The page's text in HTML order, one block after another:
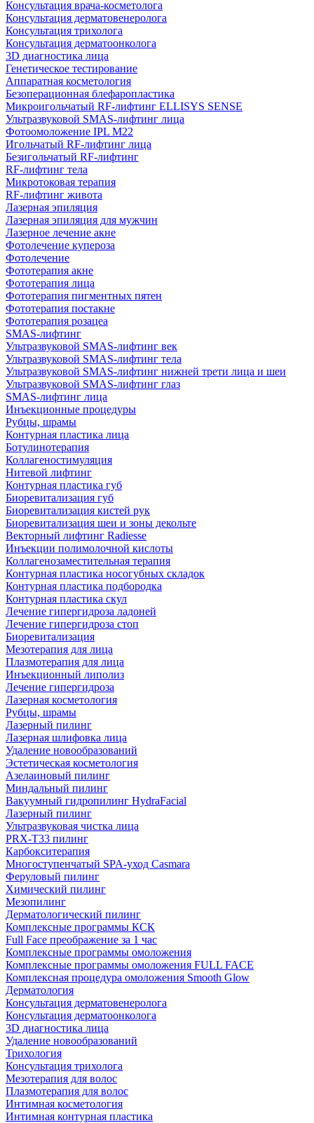
Консультация врача-косметолога
Консультация дерматовенеролога
Консультация трихолога
Консультация дерматоонколога
3D диагностика лица
Генетическое тестирование
Аппаратная косметология
Безоперационная блефаропластика
Микроигольчатый RF-лифтинг ELLISYS SENSE
Ультразвуковой SMAS-лифтинг лица
Фотоомоложение IPL M22
Игольчатый RF-лифтинг лица
Безигольчатый RF-лифтинг
RF-лифтинг тела
Микротоковая терапия
RF-лифтинг живота
Лазерная эпиляция
Лазерная эпиляция для мужчин
Лазерное лечение акне
Фотолечение купероза
Фотолечение
Фототерапия акне
Фототерапия лица
Фототерапия пигментных пятен
Фототерапия постакне
Фототерапия розацеа
SMAS-лифтинг
Ультразвуковой SMAS-лифтинг век
Ультразвуковой SMAS-лифтинг тела
Ультразвуковой SMAS-лифтинг нижней трети лица и шеи
Ультразвуковой SMAS-лифтинг глаз
SMAS-лифтинг лица
Инъекционные процедуры
Рубцы, шрамы
Контурная пластика лица
Ботулинотерапия
Коллагеностимуляция
Нитевой лифтинг
Контурная пластика губ
Биоревитализация губ
Биоревитализация кистей рук
Биоревитализация шеи и зоны декольте
Векторный лифтинг Radiesse
Инъекции полимолочной кислоты
Коллагенозаместительная терапия
Контурная пластика носогубных складок
Контурная пластика подбородка
Контурная пластика скул
Лечение гипергидроза ладоней
Лечение гипергидроза стоп
Биоревитализация
Мезотерапия для лица
Плазмотерапия для лица
Инъекционный липолиз
Лечение гипергидроза
Лазерная косметология
Рубцы, шрамы
Лазерный пилинг
Лазерная шлифовка лица
Удаление новообразований
Эстетическая косметология
Азелаиновый пилинг
Миндальный пилинг
Вакуумный гидропилинг HydraFacial
Лазерный пилинг
Ультразвуковая чистка лица
PRX-T33 пилинг
Карбокситерапия
Многоступенчатый SPA-уход Сasmara
Феруловый пилинг
Химический пилинг
Мезопилинг
Дерматологический пилинг
Комплексные программы КСК
Full Face преображение за 1 час
Комплексные программы омоложения
Комплексные программы омоложения FULL FACE
Комплексная процедура омоложения Smooth Glow
Дерматология
Консультация дерматовенеролога
Консультация дерматоонколога
3D диагностика лица
Удаление новообразований
Трихология
Консультация трихолога
Мезотерапия для волос
Плазмотерапия для волос
Интимная косметология
Интимная контурная пластика